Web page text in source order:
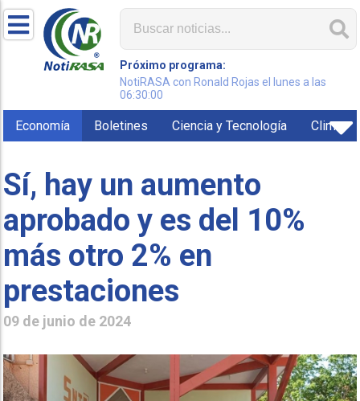
Próximo programa:
NotiRASA con Ronald Rojas el lunes a las
06:30:00
Economía Boletines Ciencia y Tecnología Clima
Sí, hay un aumento
aprobado y es del 10%
más otro 2% en
prestaciones
09 de junio de 2024